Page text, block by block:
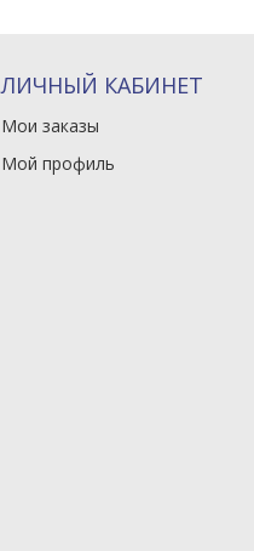
ЛИЧНЫЙ КАБИНЕТ
Мои заказы
Мой профиль